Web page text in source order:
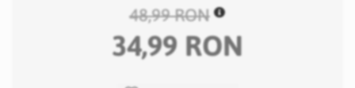
48,99 RON
34,99 RON